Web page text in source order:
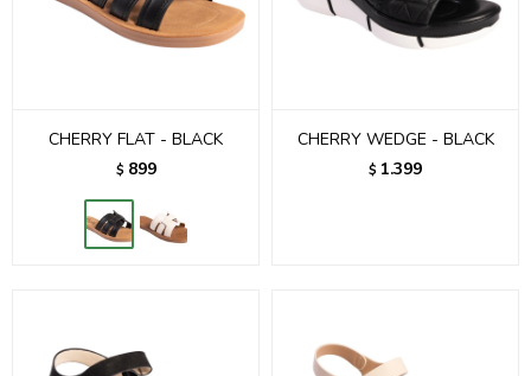
CHERRY FLAT - BLACK
$ 899
CHERRY WEDGE - BLACK
$ 1.399